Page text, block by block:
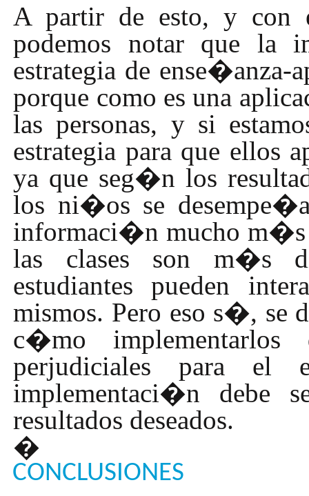
A partir de esto, y con
podemos notar que la
estrategia de ense�anza-
porque como es una
las personas, y si
estrategia para que ellos
ya que seg�n los
los ni�os se
informaci�n mucho m�s
las clases son m�s
estudiantes pueden
mismos. Pero eso s�, se
c�mo
perjudiciales para el
implementaci�n debe
resultados deseados.
�
CONCLUSIONES